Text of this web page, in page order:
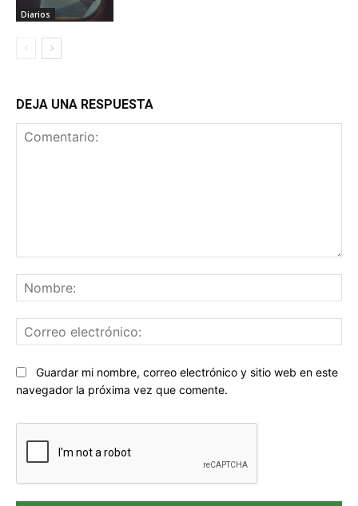
Diarios
DEJA UNA RESPUESTA
Sitio
web:
Guardar mi nombre, correo electrónico y sitio web en este
navegador la próxima vez que comente.